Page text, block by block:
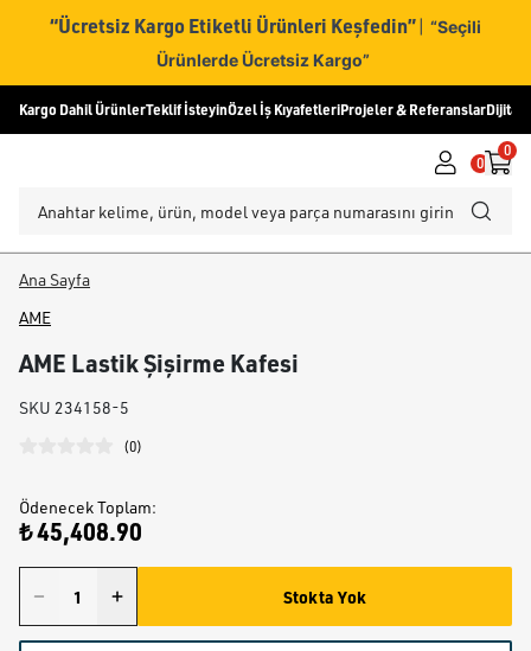
“Ücretsiz Kargo Etiketli Ürünleri Keşfedin” | “Seçili
Ürünlerde Ücretsiz Kargo”
Kargo Dahil ÜrünlerTeklif İsteyinÖzel İş KıyafetleriProjeler & ReferanslarDijital
0
0
Ana Sayfa
AME
AME Lastik Şişirme Kafesi
SKU 234158-5
(0)
Ödenecek Toplam:
₺ 45,408.90
Stokta Yok